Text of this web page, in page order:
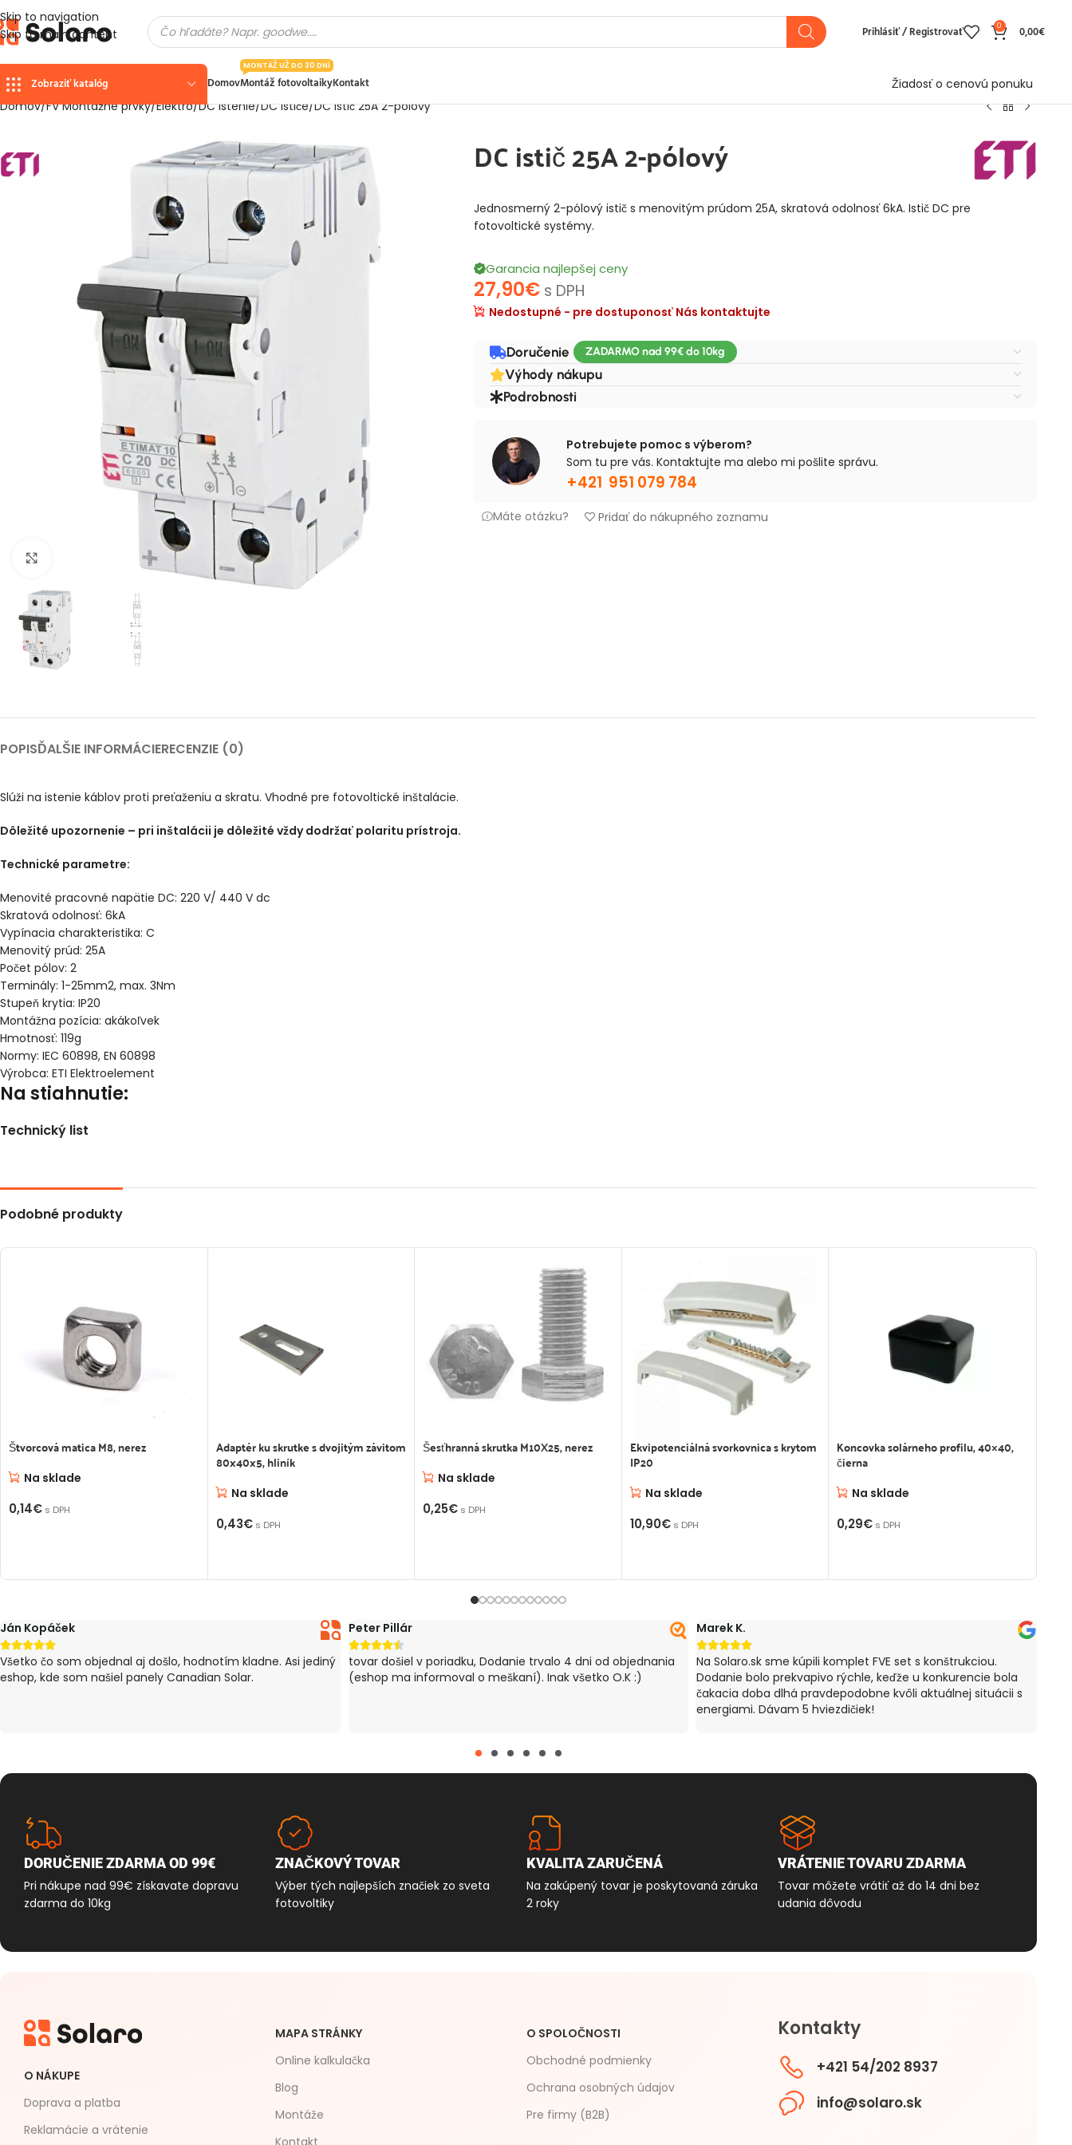
Skip to navigation
Skip to main content
Prihlásiť / Registrovať 0 0,00€
Zobraziť katalóg DomovMontáž fotovoltaiky
MONTÁŽ UŽ DO 30 DNÍ
Kontakt
Žiadosť o cenovú ponuku
Domov FV Montážne prvky Elektro DC istenie DC ističe DC istič 25A 2-pólový
Klikni pre zväčšenie
DC istič 25A 2-pólový
Jednosmerný 2-pólový istič s menovitým prúdom 25A, skratová odolnosť 6kA. Istič DC pre
fotovoltické systémy.
Garancia najlepšej ceny
27,90€ s DPH
Nedostupné - pre dostuponosť Nás kontaktujte
Doručenie
Výhody nákupu
Podrobnosti
Potrebujete pomoc s výberom?
Som tu pre vás. Kontaktujte ma alebo mi pošlite správu.
+421 951 079 784
Máte otázku? Pridať do nákupného zoznamu
POPISĎALŠIE INFORMÁCIERECENZIE (0)
Slúži na istenie káblov proti preťaženiu a skratu. Vhodné pre fotovoltické inštalácie.
Dôležité upozornenie – pri inštalácii je dôležité vždy dodržať polaritu prístroja.
Technické parametre:
Menovité pracovné napätie DC: 220 V/ 440 V dc
Skratová odolnosť: 6kA
Vypínacia charakteristika: C
Menovitý prúd: 25A
Počet pólov: 2
Terminály: 1-25mm2, max. 3Nm
Stupeň krytia: IP20
Montážna pozícia: akákoľvek
Hmotnosť: 119g
Normy: IEC 60898, EN 60898
Výrobca: ETI Elektroelement
Na stiahnutie:
Technický list
Podobné produkty
Štvorcová matica M8, nerez
Na sklade
0,14€ s DPH
Adaptér ku skrutke s dvojitým závitom
80x40x5, hliník
Na sklade
0,43€s DPH
Šesťhranná skrutka M10X25, nerez
Na sklade
0,25€ s DPH
Ekvipotenciálná svorkovnica s krytom
IP20
Na sklade
10,90€s DPH
Koncovka solárneho profilu, 40×40,
čierna
Na sklade
0,29€ s DPH
Ján Kopáček

Všetko čo som objednal aj došlo, hodnotím kladne. Asi jediný
eshop, kde som našiel panely Canadian Solar.
Peter Pillár

tovar došiel v poriadku, Dodanie trvalo 4 dni od objednania
(eshop ma informoval o meškaní). Inak všetko O.K :)
Marek K.

Na Solaro.sk sme kúpili komplet FVE set s konštrukciou.
Dodanie bolo prekvapivo rýchle, keďže u konkurencie bola
čakacia doba dlhá pravdepodobne kvôli aktuálnej situácii s
energiami. Dávam 5 hviezdičiek!
DORUČENIE ZDARMA OD 99€
Pri nákupe nad 99€ získavate dopravu
zdarma do 10kg
ZNAČKOVÝ TOVAR
Výber tých najlepších značiek zo sveta
fotovoltiky
KVALITA ZARUČENÁ
Na zakúpený tovar je poskytovaná záruka
2 roky
VRÁTENIE TOVARU ZDARMA
Tovar môžete vrátiť až do 14 dni bez
udania dôvodu
O NÁKUPE
Doprava a platba
Reklamácie a vrátenie
MAPA STRÁNKY
Online kalkulačka
Blog
Montáže
Kontakt
O SPOLOČNOSTI
Obchodné podmienky
Ochrana osobných údajov
Pre firmy (B2B)
Kontakty
+421 54/202 8937
info@solaro.sk